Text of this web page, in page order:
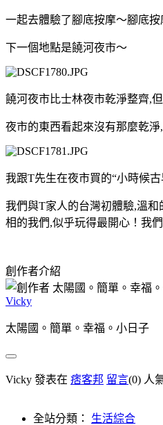
一起去體驗了腳底按摩～腳底按
下一個地點是饒河夜市～
饒河夜市比士林夜市乾淨整齊,
夜市的東西看起來沒有那麼乾
我跟T先生在夜市買的“小時候
我們與T家人的台灣初體驗,溫
相的我們,似乎玩得最開心！我
創作者介紹
Vicky
太陽國。簡單。幸福。小日子
Vicky 發表在 痞客邦 留言(0) 人
全站分類： 生活綜合